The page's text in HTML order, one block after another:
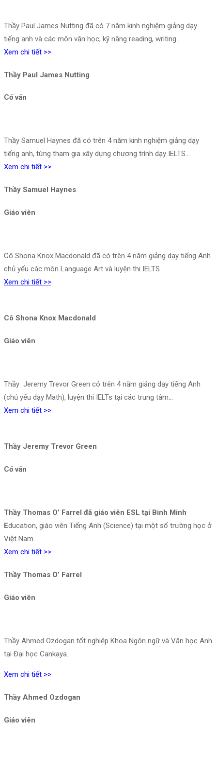
Thầy Paul James Nutting đã có 7 năm kinh nghiệm giảng dạy
tiếng anh và các môn văn học, kỹ năng reading, writing…
Xem chi tiết >>
Thầy Paul James Nutting
Cố vấn
Thầy Samuel Haynes đã có trên 4 năm kinh nghiệm giảng dạy
tiếng anh, từng tham gia xây dựng chương trình dạy IELTS…
Xem chi tiết >>
Thầy Samuel Haynes
Giáo viên
Cô Shona Knox Macdonald đã có trên 4 năm giảng dạy tiếng Anh
chủ yếu các môn Language Art và luyện thi IELTS
Xem chi tiết >>
Cô Shona Knox Macdonald
Giáo viên
Thầy Jeremy Trevor Green có trên 4 năm giảng dạy tiếng Anh
(chủ yếu dạy Math), luyện thi IELTs tại các trung tâm…
Xem chi tiết >>
Thầy Jeremy Trevor Green
Cố vấn
Thầy Thomas O’ Farrel đã giáo viên ESL tại Binh Minh
Education, giáo viên Tiếng Anh (Science) tại một số trường học ở
Việt Nam.
Xem chi tiết >>
Thầy Thomas O’ Farrel
Giáo viên
Thầy Ahmed Ozdogan tốt nghiệp Khoa Ngôn ngữ và Văn học Anh
tại Đại học Cankaya.
Xem chi tiết >>
Thầy Ahmed Ozdogan
Giáo viên